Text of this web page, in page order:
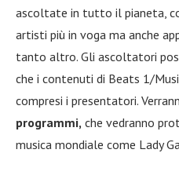
ascoltate in tutto il pianeta,
artisti più in voga ma anche
tanto altro. Gli ascoltatori
che i contenuti di Beats 1/
compresi i presentatori.
programmi, che vedranno
musica mondiale come Lady